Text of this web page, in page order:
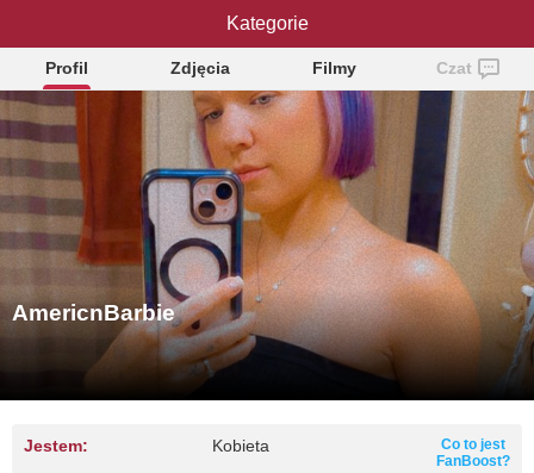
AmericnBarbie
Profil Zdjęcia Filmy Czat
AmericnBarbie
Jestem: Kobieta
Co to jest
FanBoost?
Kategorie